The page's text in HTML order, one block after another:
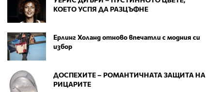
КОЕТО УСПЯ ДА РАЗЦЪФНЕ
Ерлинг Холанд отново впечатли с модния си
избор
ДОСПЕХИТЕ – РОМАНТИЧНАТА ЗАЩИТА НА
РИЦАРИТЕ